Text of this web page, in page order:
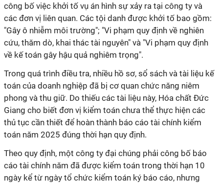
công bố việc khởi tố vụ án hình sự xảy ra tại công ty và
các đơn vị liên quan. Các tội danh được khởi tố bao gồm:
"Gây ô nhiễm môi trường"; "Vi phạm quy định về nghiên
cứu, thăm dò, khai thác tài nguyên" và "Vi phạm quy định
về kế toán gây hậu quả nghiêm trọng".
Trong quá trình điều tra, nhiều hồ sơ, sổ sách và tài liệu kế
toán của doanh nghiệp đã bị cơ quan chức năng niêm
phong và thu giữ. Do thiếu các tài liệu này, Hóa chất Đức
Giang cho biết đơn vị kiểm toán chưa thể thực hiện các
thủ tục cần thiết để hoàn thành báo cáo tài chính kiểm
toán năm 2025 đúng thời hạn quy định.
Theo quy định, một công ty đại chúng phải công bố báo
cáo tài chính năm đã được kiểm toán trong thời hạn 10
ngày kể từ ngày tổ chức kiểm toán ký báo cáo, nhưng